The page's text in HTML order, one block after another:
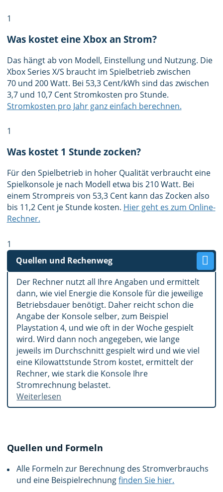
1
Was kostet eine Xbox an Strom?
Das hängt ab von Modell, Einstellung und Nutzung. Die
Xbox Series X/S braucht im Spielbetrieb zwischen
70 und 200 Watt. Bei 53,3 Cent/kWh sind das zwischen
3,7 und 10,7 Cent Stromkosten pro Stunde.
Stromkosten pro Jahr ganz einfach berechnen.
1
Was kostet 1 Stunde zocken?
Für den Spielbetrieb in hoher Qualität verbraucht eine
Spielkonsole je nach Modell etwa bis 210 Watt. Bei
einem Strompreis von 53,3 Cent kann das Zocken also
bis 11,2 Cent je Stunde kosten. Hier geht es zum Online-
Rechner.
1
Quellen und Rechenweg
Der Rechner nutzt all Ihre Angaben und ermittelt
dann, wie viel Energie die Konsole für die jeweilige
Betriebsdauer benötigt. Daher reicht schon die
Angabe der Konsole selber, zum Beispiel
Playstation 4, und wie oft in der Woche gespielt
wird. Wird dann noch angegeben, wie lange
jeweils im Durchschnitt gespielt wird und wie viel
eine Kilowattstunde Strom kostet, ermittelt der
Rechner, wie stark die Konsole Ihre
Stromrechnung belastet.
Weiterlesen
Quellen und Formeln
Alle Formeln zur Berechnung des Stromverbrauchs
und eine Beispielrechnungfinden Sie hier.